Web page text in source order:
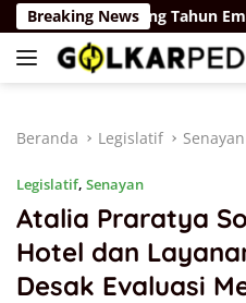
Langsung
ke
konten
Breaking News
Ulang Tahun Emas,
Beranda Legislatif Senayan
Legislatif, Senayan
Atalia Praratya
Hotel dan
Desak Evaluasi